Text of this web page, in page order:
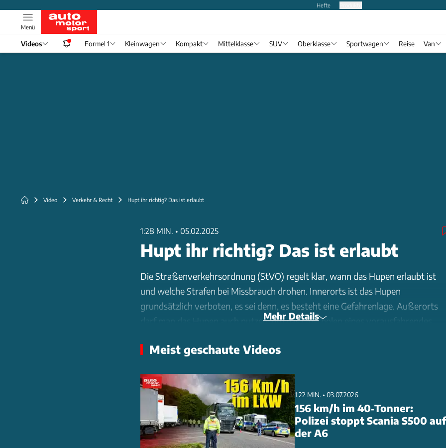
Hefte
Menü
Videos Formel 1 Kleinwagen Kompakt Mittelklasse SUV Oberklasse Sportwagen Reise Van
Video Verkehr & Recht Hupt ihr richtig? Das ist erlaubt
1:28 MIN. • 05.02.2025
Hupt ihr richtig? Das ist erlaubt
Die Straßenverkehrsordnung (StVO) regelt klar, wann das Hupen erlaubt ist
und welche Strafen bei Missbrauch drohen. Innerorts ist das Hupen
grundsätzlich verboten, es sei denn, es besteht eine Gefahrenlage. Außerorts
darf man das Hupen auch nutzen, um das Überholen eines vorausfahrendes
Hupen nötigt, riskiert eine Anzeige. Eine legale Hupe muss einen
sein. Illegale oder defekte Hupen können eine Strafe von 15 Euro nach sich
ziehen. Bei wiederholtem Missbrauch droht sogar eine medizinisch-
psychologische Untersuchung (MPU).
Mehr Details
Meist geschaute Videos
1:22 MIN. • 03.07.2026
156 km/h im 40‑Tonner:
Polizei stoppt Scania S500 auf
der A6